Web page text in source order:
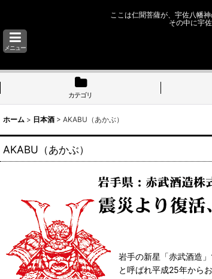
ここは仁聞菩薩が、宇佐八幡
その中に宇
メニュー
カテゴリ
ホーム > 日本酒 > AKABU（あかぶ）
AKABU（あかぶ）
岩手の新星「赤武酒造
と呼ばれ平成25年から